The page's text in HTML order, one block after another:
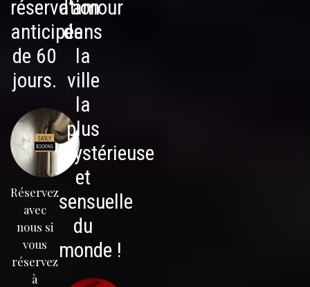
réservation
anticipée
de 60
jours.
Réservez
avec
nous si
vous
réservez
à
d’amour
dans
la
ville
la
plus
mystérieuse
et
sensuelle
du
monde !